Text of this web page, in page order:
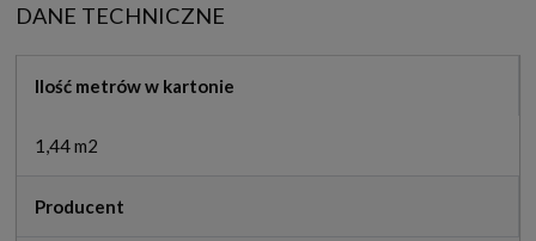
DANE TECHNICZNE
Ilość metrów w kartonie
1,44 m2
Producent